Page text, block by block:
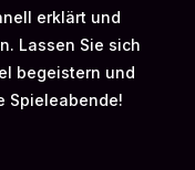
erklärt und
Lassen Sie sich
begeistern und
Spieleabende!